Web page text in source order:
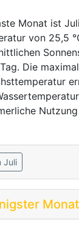
Monat ist
von 25,5
Die
Juli
Monat